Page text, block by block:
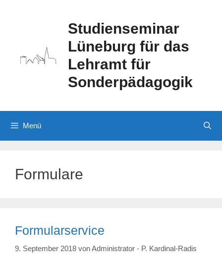
Studienseminar
Lüneburg für das
Lehramt für
Sonderpädagogik
Menü
Formulare
Formularservice
9. September 2018 vonAdministrator - P. Kardinal-Radis